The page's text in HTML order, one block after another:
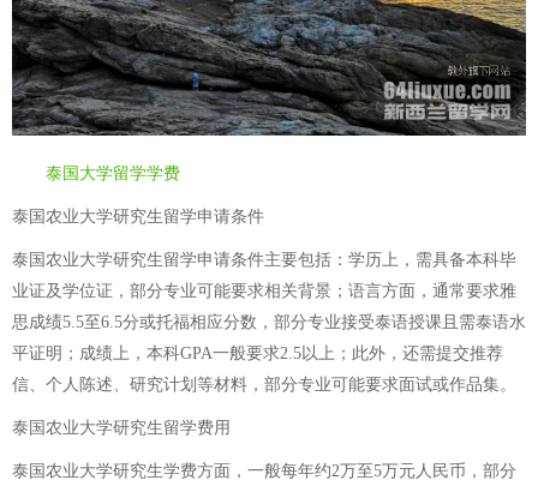
泰国大学留学学费
泰国农业大学研究生留学申请条件
泰国农业大学研究生留学申请条件主要包括：学历上，需具备本科毕
业证及学位证，部分专业可能要求相关背景；语言方面，通常要求雅
思成绩5.5至6.5分或托福相应分数，部分专业接受泰语授课且需泰语水
平证明；成绩上，本科GPA一般要求2.5以上；此外，还需提交推荐
信、个人陈述、研究计划等材料，部分专业可能要求面试或作品集。
泰国农业大学研究生留学费用
泰国农业大学研究生学费方面，一般每年约2万至5万元人民币，部分